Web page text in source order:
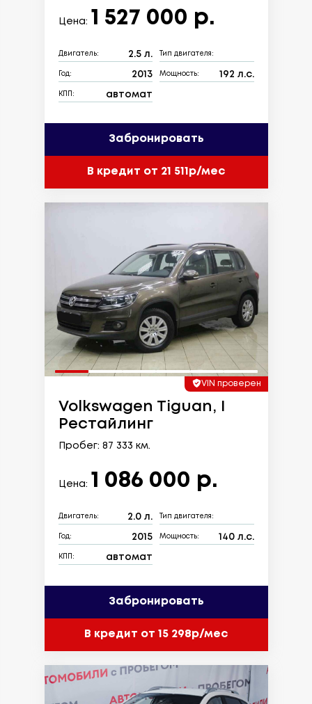
Цена: 1 527 000 р.
Двигатель: 2.5 л. Тип двигателя:
Год: 2013 Мощность: 192 л.с.
КПП: автомат
Забронировать
В кредит от 21 511р/мес
VIN проверен
Volkswagen Tiguan, I
Рестайлинг
Пробег: 87 333 км.
Цена: 1 086 000 р.
Двигатель: 2.0 л. Тип двигателя:
Год: 2015 Мощность: 140 л.с.
КПП: автомат
Забронировать
В кредит от 15 298р/мес